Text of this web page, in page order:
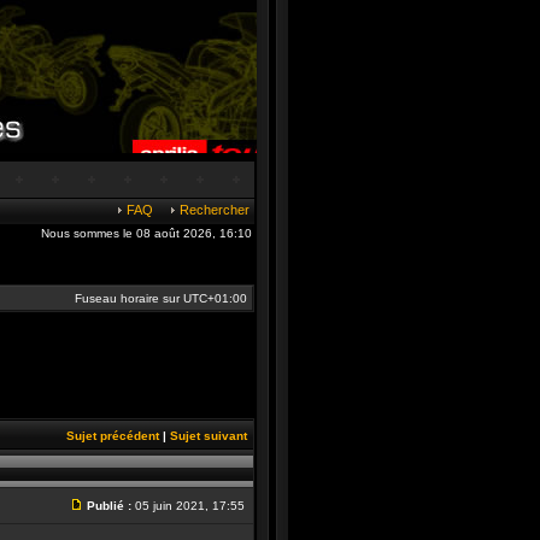
FAQ Rechercher
Nous sommes le 08 août 2026, 16:10
Fuseau horaire surUTC+01:00
Sujet précédent| Sujet suivant
Publié : 05 juin 2021, 17:55